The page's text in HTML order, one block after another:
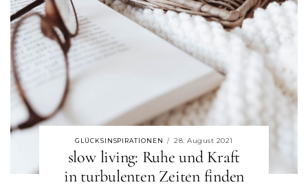
GLÜCKSINSPIRATIONEN / 28. August 2021
slow living: Ruhe und Kraft
in turbulenten Zeiten finden